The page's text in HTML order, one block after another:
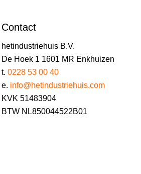
Contact
hetindustriehuis B.V.
De Hoek 1 1601 MR Enkhuizen
t. 0228 53 00 40
e. info@hetindustriehuis.com
KVK 51483904
BTW NL850044522B01